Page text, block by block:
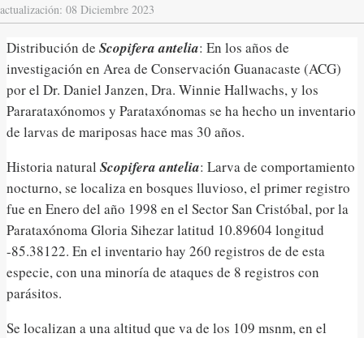
actualización: 08 Diciembre 2023
Distribución de Scopifera antelia: En los años de
investigación en Area de Conservación Guanacaste (ACG)
por el Dr. Daniel Janzen, Dra. Winnie Hallwachs, y los
Pararataxónomos y Parataxónomas se ha hecho un inventario
de larvas de mariposas hace mas 30 años.
Historia natural Scopifera antelia: Larva de comportamiento
nocturno, se localiza en bosques lluvioso, el primer registro
fue en Enero del año 1998 en el Sector San Cristóbal, por la
Parataxónoma Gloria Sihezar latitud 10.89604 longitud
-85.38122. En el inventario hay 260 registros de de esta
especie, con una minoría de ataques de 8 registros con
parásitos.
Se localizan a una altitud que va de los 109 msnm, en el